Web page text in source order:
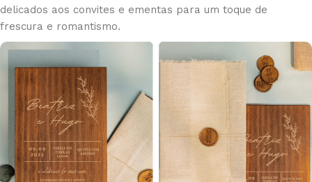
delicados aos convites e ementas para um toque de
frescura e romantismo.